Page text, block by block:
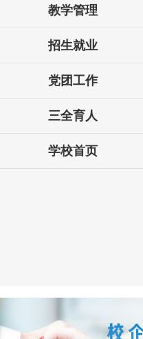
教学管理
招生就业
党团工作
三全育人
学校首页